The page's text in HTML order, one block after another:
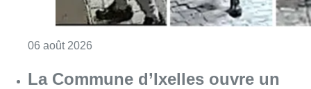
06 août 2026
La Commune d’Ixelles ouvre un